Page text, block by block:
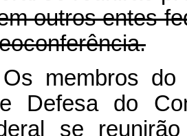
outros entes
membros do
Defesa do
se